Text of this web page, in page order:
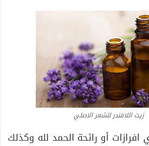
زيت اللافندر للشعر الاصلي
افرازات أو رائحة الحمد لله وكذلك